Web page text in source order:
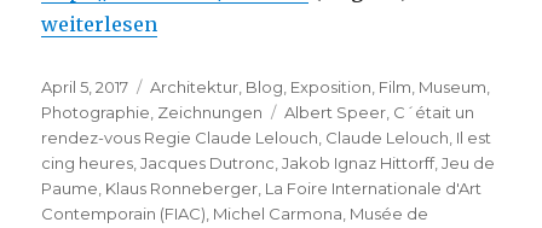
„Paris s’éveille – à Cologne / Musée Wallraf-
weiterlesen
Veröffentlicht
am
April 5, 2017 Kategorien
Architektur Blog Exposition Film Museum
Photographie Zeichnungen Schlagwörter
Albert Speer C´était un
rendez-vous Regie Claude Lelouch Claude Lelouch Il est
cing heures ,Jacques Dutronc ,Jakob Ignaz Hittorff,Jeu de
Paume Klaus Ronneberger La Foire Internationale d'Art
Contemporain (FIAC) Michel Carmona Musée de